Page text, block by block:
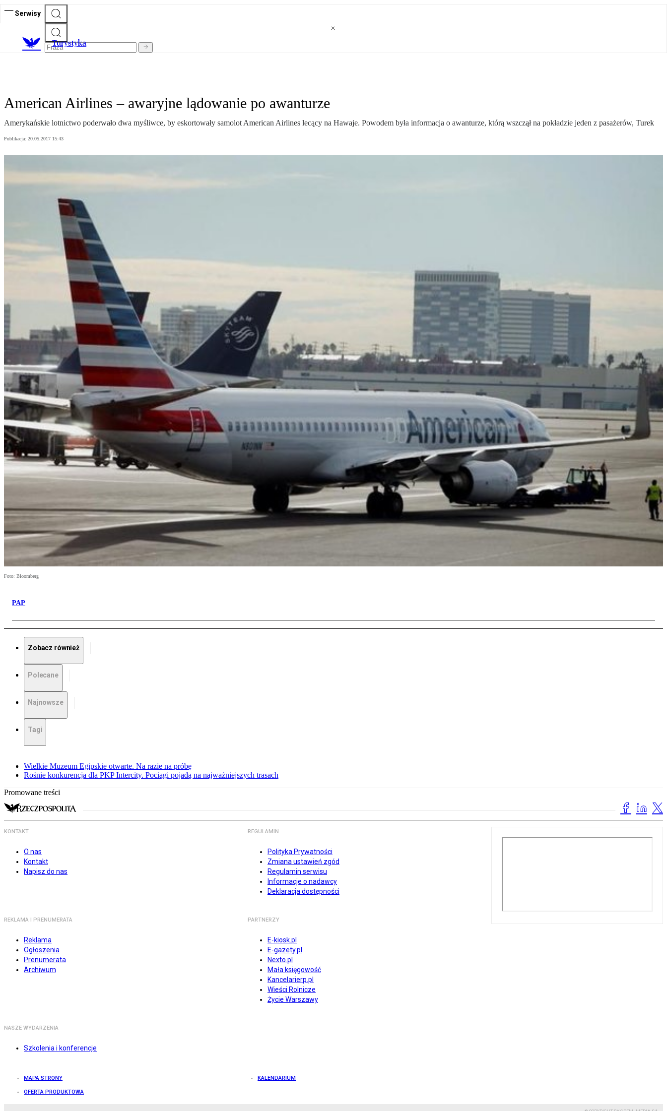
Serwisy
Turystyka
American Airlines – awaryjne lądowanie po awanturze
Amerykańskie lotnictwo poderwało dwa myśliwce, by eskortowały samolot American Airlines lecący na Hawaje. Powodem była informacja o awanturze, którą wszczął na pokładzie jeden z pasażerów, Turek
Publikacja: 20.05.2017 15:43
Foto: Bloomberg
PAP
Zobacz również
Polecane
Najnowsze
Tagi
Wielkie Muzeum Egipskie otwarte. Na razie na próbę
Rośnie konkurencja dla PKP Intercity. Pociągi pojadą na najważniejszych trasach
Promowane treści
KONTAKT
O nas
Kontakt
Napisz do nas
REGULAMIN
Polityka Prywatności
Zmiana ustawień zgód
Regulamin serwisu
Informacje o nadawcy
Deklaracja dostępności
REKLAMA I PRENUMERATA
Reklama
Ogłoszenia
Prenumerata
Archiwum
PARTNERZY
E-kiosk.pl
E-gazety.pl
Nexto.pl
Mała księgowość
Kancelarierp.pl
Wieści Rolnicze
Życie Warszawy
NASZE WYDARZENIA
Szkolenia i konferencje
MAPA STRONY KALENDARIUM
OFERTA PRODUKTOWA